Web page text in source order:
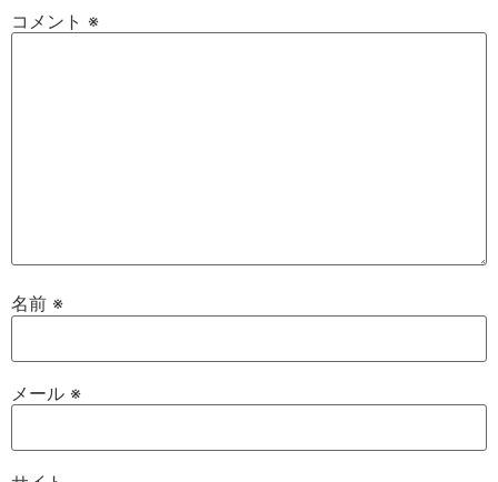
コメント ※
名前 ※
メール ※